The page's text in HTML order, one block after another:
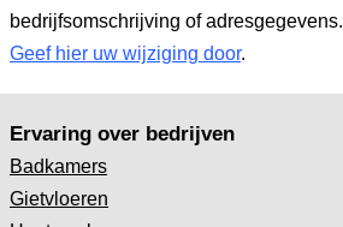
bedrijfsomschrijving of adresgegevens.
Geef hier uw wijziging door.
Ervaring over bedrijven
Badkamers
Gietvloeren